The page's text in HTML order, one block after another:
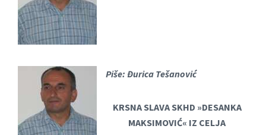
Piše: Đurica Tešanović
KRSNA SLAVA SKHD »DESANKA
MAKSIMOVIĆ« IZ CELJA